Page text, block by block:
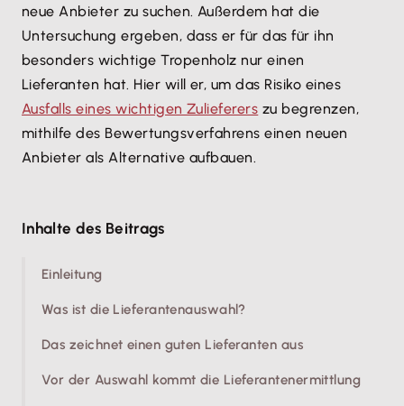
neue Anbieter zu suchen. Außerdem hat die
Untersuchung ergeben, dass er für das für ihn
besonders wichtige Tropenholz nur einen
Lieferanten hat. Hier will er, um das Risiko eines
Ausfalls eines wichtigen Zulieferers zu begrenzen,
mithilfe des Bewertungsverfahrens einen neuen
Anbieter als Alternative aufbauen.
Inhalte des Beitrags
Einleitung
Was ist die Lieferantenauswahl?
Das zeichnet einen guten Lieferanten aus
Vor der Auswahl kommt die Lieferantenermittlung